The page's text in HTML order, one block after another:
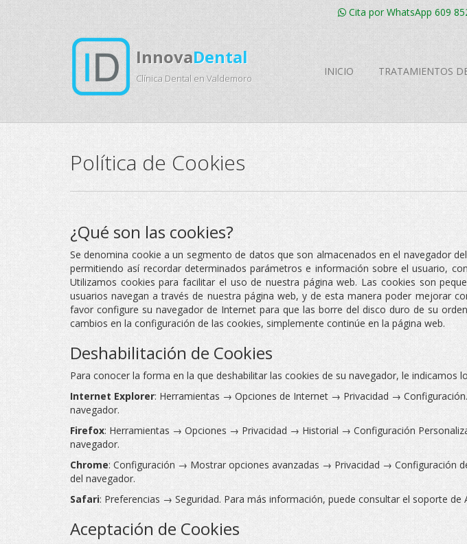
Cita por WhatsApp 609
InnovaDental
Clínica Dental en Valdemoro
INICIO TRATAMIENTOS
Política de Cookies
¿Qué son las cookies?
Se denomina cookie a un segmento de datos que son almacenados en el navegador
permitiendo así recordar determinados parámetros e información sobre el usuario,
Utilizamos cookies para facilitar el uso de nuestra página web. Las cookies son
usuarios navegan a través de nuestra página web, y de esta manera poder mejorar
favor configure su navegador de Internet para que las borre del disco duro de su
cambios en la configuración de las cookies, simplemente continúe en la página web.
Deshabilitación de Cookies
Para conocer la forma en la que deshabilitar las cookies de su navegador, le indicamos
Internet Explorer: Herramientas → Opciones de Internet → Privacidad →
navegador.
Firefox: Herramientas → Opciones → Privacidad → Historial → Configuración
navegador.
Chrome: Configuración → Mostrar opciones avanzadas → Privacidad → Configuración
del navegador.
Safari: Preferencias → Seguridad. Para más información, puede consultar el soporte de
Aceptación de Cookies